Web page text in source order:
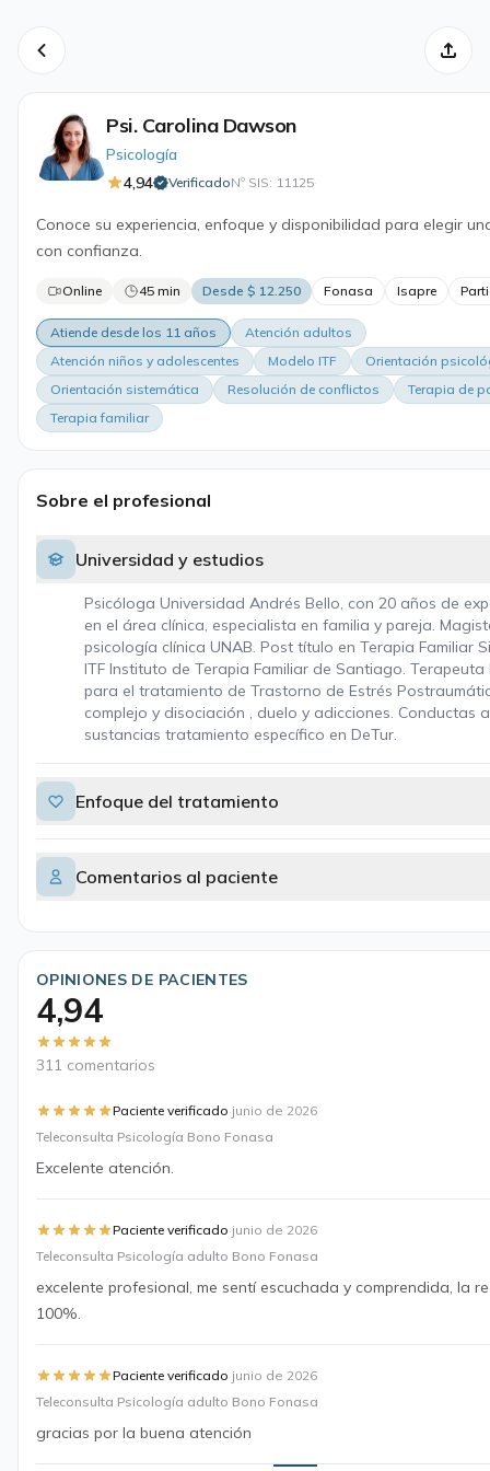
Psi. Carolina Dawson
Psicología
4,94
VerificadoNº SIS: 11125·
Conoce su experiencia, enfoque y disponibilidad para elegir
con confianza.
Online 45 min Desde $ 12.250 Fonasa Isapre
Atiende desde los 11 años
Atención adultos
Atención niños y adolescentes
Modelo ITF
Orientación
Orientación sistemática
Resolución de conflictos
Terapia de
Terapia familiar
Sobre el profesional
Universidad y estudios
Psicóloga Universidad Andrés Bello, con 20 años de
en el área clínica, especialista en familia y pareja.
psicología clínica UNAB. Post título en Terapia Familiar
ITF Instituto de Terapia Familiar de Santiago. Terapeuta
para el tratamiento de Trastorno de Estrés
complejo y disociación , duelo y adicciones. Conductas
sustancias tratamiento específico en DeTur.
Enfoque del tratamiento
Comentarios al paciente
OPINIONES DE PACIENTES
4,94
311 comentarios
Paciente verificado·junio de 2026
Teleconsulta Psicología Bono Fonasa
Excelente atención.
Paciente verificado·junio de 2026
Teleconsulta Psicología adulto Bono Fonasa
excelente profesional, me sentí escuchada y comprendida, la
100%.
Paciente verificado·junio de 2026
Teleconsulta Psicología adulto Bono Fonasa
gracias por la buena atención